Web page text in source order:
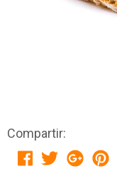
Compartir: